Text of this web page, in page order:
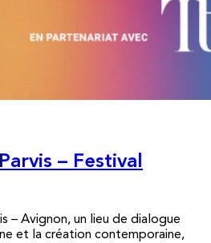
– Festival
– Avignon, un lieu de dialogue
et la création contemporaine,